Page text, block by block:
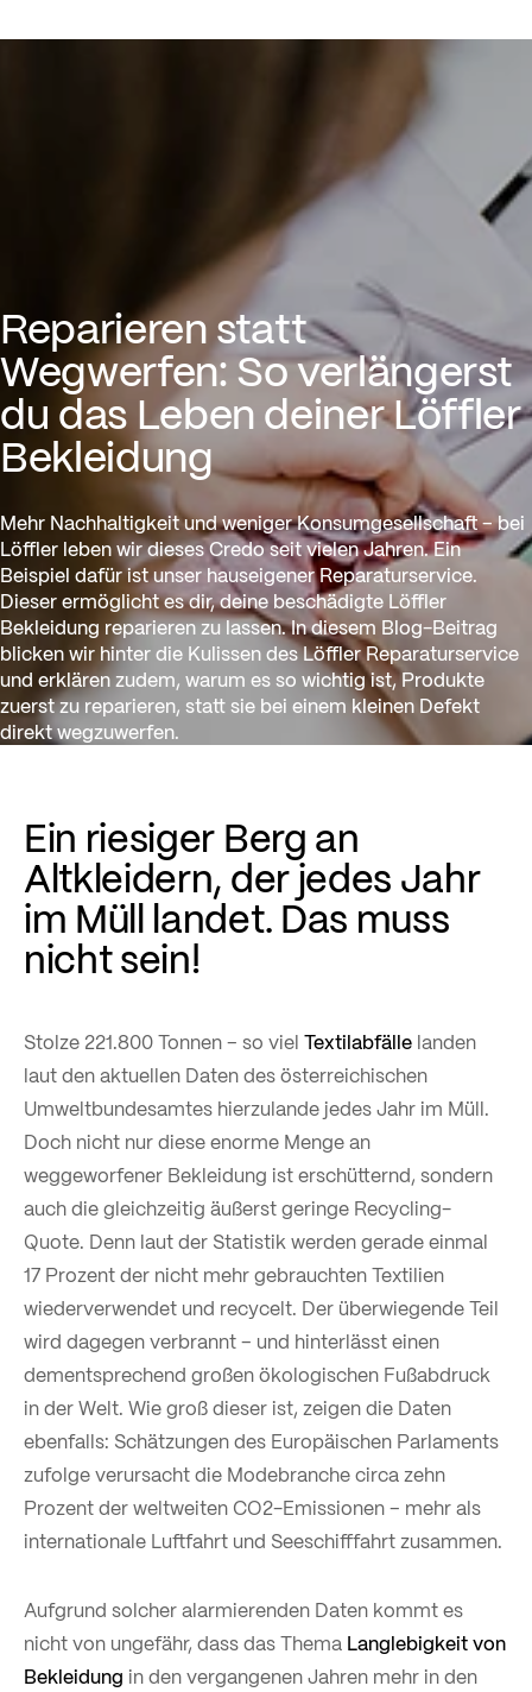
Reparieren statt Wegwerfen:
Reparieren statt
Wegwerfen: So verlängerst
du das Leben deiner Löffler
Bekleidung
Mehr Nachhaltigkeit und weniger Konsumgesellschaft – bei
Löffler leben wir dieses Credo seit vielen Jahren. Ein
Beispiel dafür ist unser hauseigener Reparaturservice.
Dieser ermöglicht es dir, deine beschädigte Löffler
Bekleidung reparieren zu lassen. In diesem Blog-Beitrag
blicken wir hinter die Kulissen des Löffler Reparaturservice
und erklären zudem, warum es so wichtig ist, Produkte
zuerst zu reparieren, statt sie bei einem kleinen Defekt
direkt wegzuwerfen.
Ein riesiger Berg an
Altkleidern, der jedes Jahr
im Müll landet. Das muss
nicht sein!
Stolze 221.800 Tonnen – so viel Textilabfälle landen
laut den aktuellen Daten des österreichischen
Umweltbundesamtes hierzulande jedes Jahr im Müll.
Doch nicht nur diese enorme Menge an
weggeworfener Bekleidung ist erschütternd, sondern
auch die gleichzeitig äußerst geringe Recycling-
Quote. Denn laut der Statistik werden gerade einmal
17 Prozent der nicht mehr gebrauchten Textilien
wiederverwendet und recycelt. Der überwiegende Teil
wird dagegen verbrannt – und hinterlässt einen
dementsprechend großen ökologischen Fußabdruck
in der Welt. Wie groß dieser ist, zeigen die Daten
ebenfalls: Schätzungen des Europäischen Parlaments
zufolge verursacht die Modebranche circa zehn
Prozent der weltweiten CO2-Emissionen – mehr als
internationale Luftfahrt und Seeschifffahrt zusammen.
Aufgrund solcher alarmierenden Daten kommt es
nicht von ungefähr, dass das Thema Langlebigkeit von
Bekleidung in den vergangenen Jahren mehr in den